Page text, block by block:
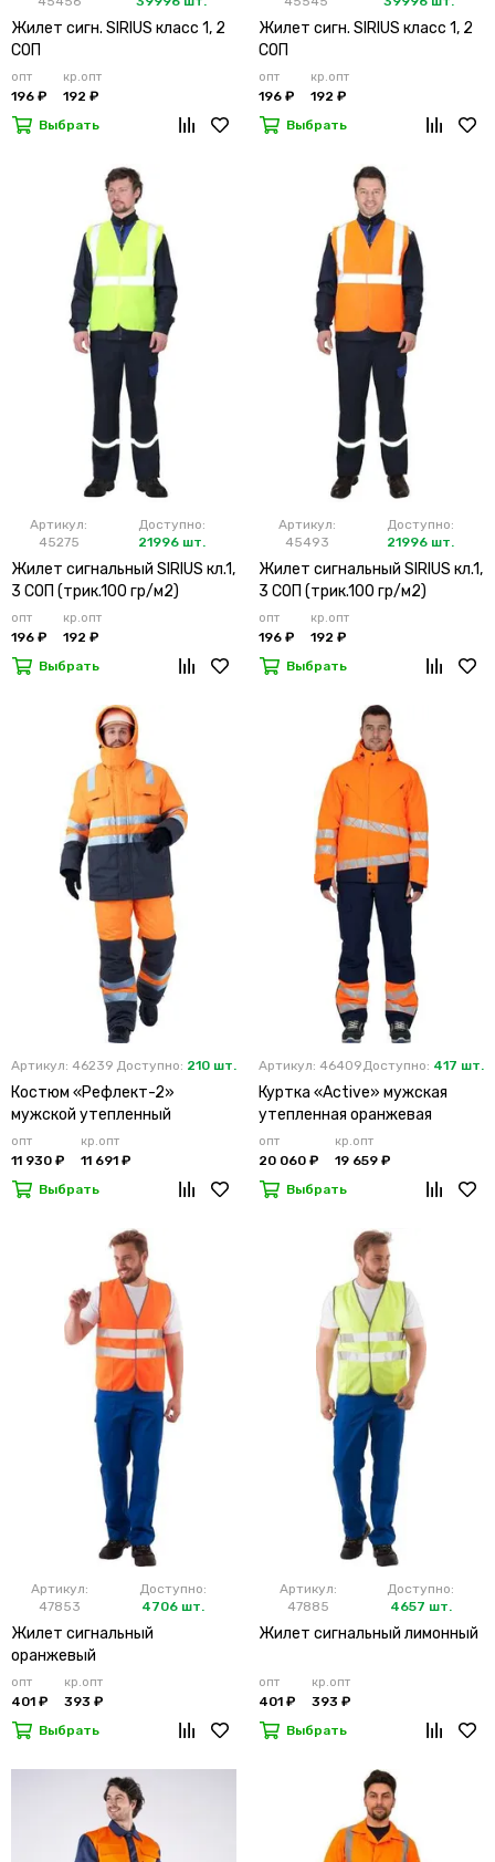
Жилет сигн. SIRIUS класс 1, 2
СОП
опт
196 ₽
кр.опт
192 ₽
Выбрать
Жилет сигн. SIRIUS класс 1, 2
СОП
опт
196 ₽
кр.опт
192 ₽
Выбрать
Артикул:
45275
Доступно:
21996 шт.
Жилет сигнальный SIRIUS кл.1,
3 СОП (трик.100 гр/м2)
лимонный
опт
196 ₽
кр.опт
192 ₽
Выбрать
Артикул:
45493
Доступно:
21996 шт.
Жилет сигнальный SIRIUS кл.1,
3 СОП (трик.100 гр/м2)
оранжевый
опт
196 ₽
кр.опт
192 ₽
Выбрать
Артикул: 46239 Доступно: 210 шт.
Костюм «Рефлект-2»
мужской утепленный
оранжевый с п/к
опт
11 930 ₽
кр.опт
11 691 ₽
Выбрать
Артикул: 46409Доступно: 417 шт.
Куртка «Active» мужская
утепленная оранжевая
опт
20 060 ₽
кр.опт
19 659 ₽
Выбрать
Артикул:
47853
Доступно:
4706 шт.
Жилет сигнальный
оранжевый
опт
401 ₽
кр.опт
393 ₽
Выбрать
Артикул:
47885
Доступно:
4657 шт.
Жилет сигнальный лимонный
опт
401 ₽
кр.опт
393 ₽
Выбрать